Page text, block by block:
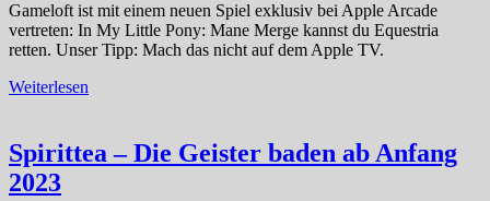
Gameloft ist mit einem neuen Spiel exklusiv bei Apple Arcade
vertreten: In My Little Pony: Mane Merge kannst du Equestria
retten. Unser Tipp: Mach das nicht auf dem Apple TV.
Weiterlesen
Spirittea – Die Geister baden ab Anfang
2023